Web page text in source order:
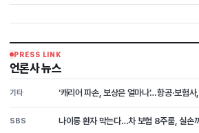
PRESS LINK
언론사 뉴스
기타 ‘캐리어 파손, 보상은 얼마나’…항공·보험
SBS 나이롱 환자 막는다…차 보험 8주룰, 실손